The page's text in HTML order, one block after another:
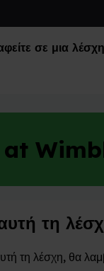
σε μια λέσχη
at
τη
τη λέσχη, θα